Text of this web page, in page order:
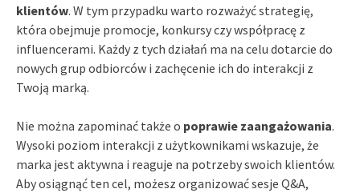
klientów. W tym przypadku warto rozważyć strategię,
która obejmuje promocje, konkursy czy współpracę z
influencerami. Każdy z tych działań ma na celu dotarcie do
nowych grup odbiorców i zachęcenie ich do interakcji z
Twoją marką.
Nie można zapominać także o poprawie zaangażowania.
Wysoki poziom interakcji z użytkownikami wskazuje, że
marka jest aktywna i reaguje na potrzeby swoich klientów.
Aby osiągnąć ten cel, możesz organizować sesje Q&A,